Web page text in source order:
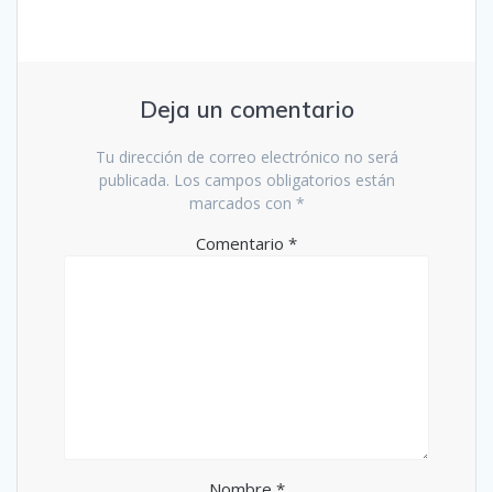
Deja un comentario
Tu dirección de correo electrónico no será
publicada. Los campos obligatorios están
marcados con *
Comentario *